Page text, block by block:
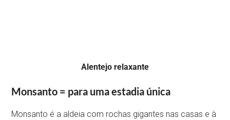
Alentejo relaxante
Monsanto = para uma estadia única
Monsanto é a aldeia com rochas gigantes nas casas e à